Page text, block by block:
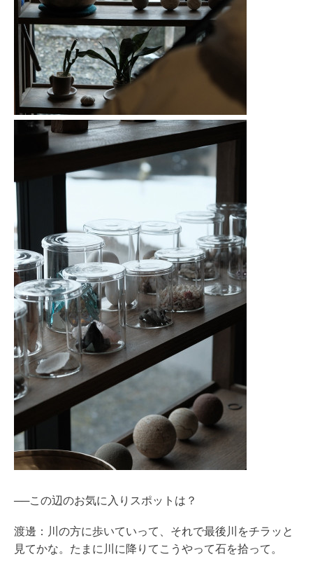
──この辺のお気に入りスポットは？
渡邊：川の方に歩いていって、それで最後川をチラッと
見てかな。たまに川に降りてこうやって石を拾って。